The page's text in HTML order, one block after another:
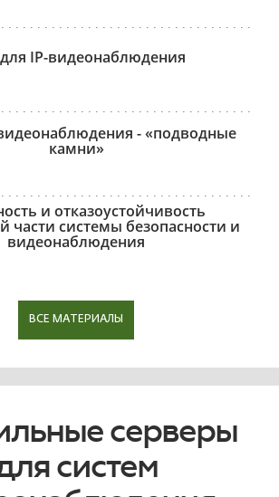
IP-видеонаблюдения
- «подводные
камни»
и отказоустойчивость
части системы безопасности и
видеонаблюдения
ВСЕ МАТЕРИАЛЫ
серверы
систем